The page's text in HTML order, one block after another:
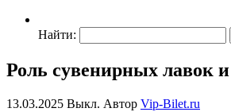
Найти:
Роль сувенирных лавок
13.03.2025 Выкл. Автор Vip-Bilet.ru